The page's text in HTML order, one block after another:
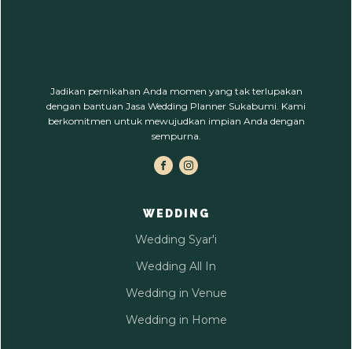
Jadikan pernikahan Anda momen yang tak terlupakan
dengan bantuan Jasa Wedding Planner Sukabumi. Kami
berkomitmen untuk mewujudkan impian Anda dengan
sempurna.
WEDDING
Wedding Syar'i
Wedding All In
Wedding in Venue
Wedding in Home